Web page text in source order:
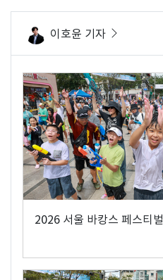
이호윤 기자
2026 서울 바캉스 페스티벌